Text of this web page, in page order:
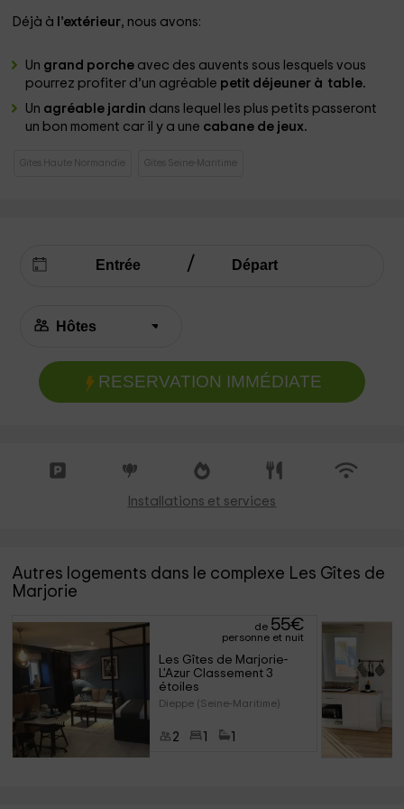
Déjà à l’extérieur, nous avons:
Un grand porche avec des auvents sous lesquels vous
pourrez profiter d’un agréable petit déjeuner à table.
Un agréable jardin dans lequel les plus petits passeront
un bon moment car il y a une cabane de jeux.
Gites Haute Normandie Gites Seine-Maritime
RESERVATION IMMÉDIATE
Installations et services
Autres logements dans le complexe Les Gîtes de
Marjorie
de 55€
personne et nuit
Les Gîtes de Marjorie-
L'Azur Classement 3
étoiles
Dieppe (Seine-Maritime)
2